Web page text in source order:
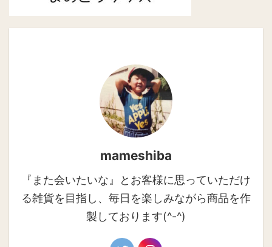
mameshiba
『また会いたいな』とお客様に思っていただけ
る雑貨を目指し、毎日を楽しみながら商品を作
製しております(^-^)